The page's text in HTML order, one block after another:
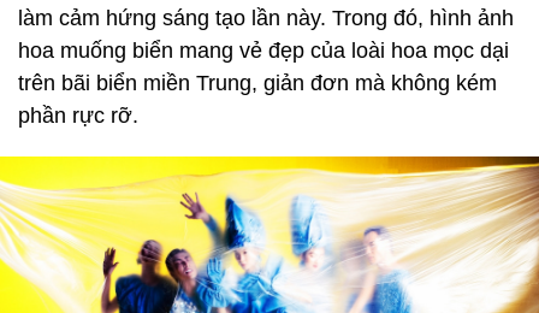
làm cảm hứng sáng tạo lần này. Trong đó, hình ảnh
hoa muống biển mang vẻ đẹp của loài hoa mọc dại
trên bãi biển miền Trung, giản đơn mà không kém
phần rực rỡ.